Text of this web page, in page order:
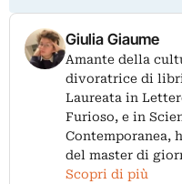
Giulia Giaume
Amante della
divoratrice di
Laureata in
Furioso, e in
Contemporanea,
del master di
Scopri di più